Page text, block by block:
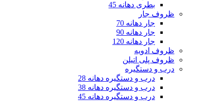
بطری دهانه 45
ظروف جار
جار دهانه 70
جار دهانه 90
جار دهانه 120
ظروف ادویه
ظروف پلی اتیلن
درب و دستگیره
درب و دستگیره دهانه 28
درب و دستگیره دهانه 38
درب و دستگیره دهانه 45